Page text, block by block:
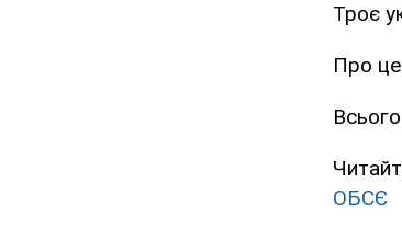
Троє
Про
ОБСЄ